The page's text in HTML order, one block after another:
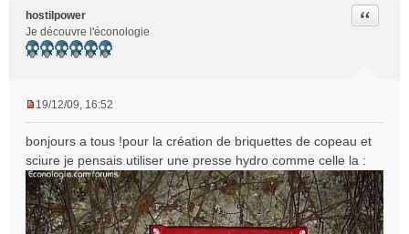
hostilpower
Je découvre l'éconologie
Citer
s
s
a
g
e
n
19/12/09, 16:52
bonjours a tous !pour la création de briquettes de copeau et
sciure je pensais utiliser une presse hydro comme celle la :